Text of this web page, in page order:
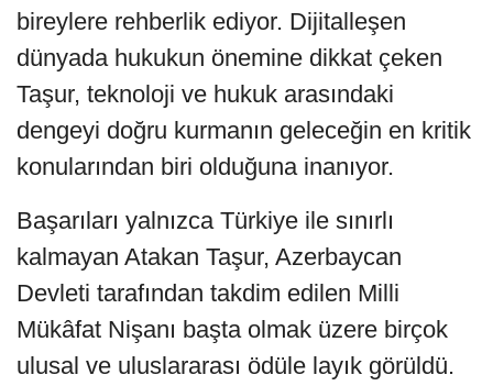
bireylere rehberlik ediyor. Dijitalleşen
dünyada hukukun önemine dikkat çeken
Taşur, teknoloji ve hukuk arasındaki
dengeyi doğru kurmanın geleceğin en kritik
konularından biri olduğuna inanıyor.
Başarıları yalnızca Türkiye ile sınırlı
kalmayan Atakan Taşur, Azerbaycan
Devleti tarafından takdim edilen Milli
Mükâfat Nişanı başta olmak üzere birçok
ulusal ve uluslararası ödüle layık görüldü.